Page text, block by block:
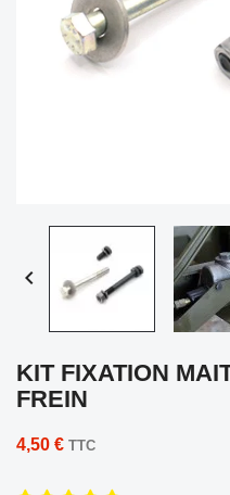

KIT FIXATION
FREIN
4,50 € TTC